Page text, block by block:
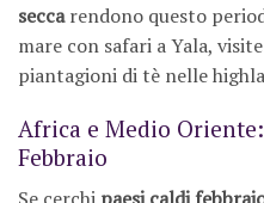
seccarendono questo
mare con safari a Yala,
piantagioni di tè nelle
Africa e Medio
Febbraio